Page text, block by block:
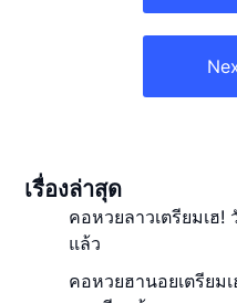
เรื่องล่าสุด
คอหวยลาวเตรียมเฮ
แล้ว
คอหวยฮานอยเตรียม